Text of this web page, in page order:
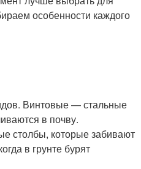
особенности каждого
Винтовые — стальные
в почву.
столбы, которые забивают
в грунте бурят